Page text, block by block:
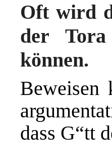
Oft wird
der Tora
können.
Beweisen
dass G“tt